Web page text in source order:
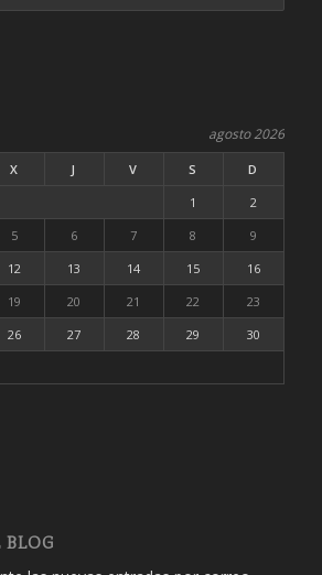
agosto 2026
X J V S
D
1
2
5 6 7 8
9
12 13 14 15
16
19 20 21 22
23
26 27 28 29
30
BLOG